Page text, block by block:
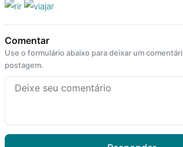
Comentar
Use o formulário abaixo para deixar um
postagem.